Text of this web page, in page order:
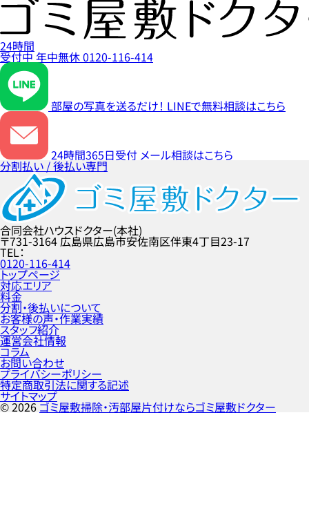
24時間
受付中年中無休0120-116-414
部屋の写真を送るだけ！ LINEで無料相談はこちら
24時間365日受付 メール相談はこちら
分割払い / 後払い専門
合同会社ハウスドクター(本社)
〒731-3164 広島県広島市安佐南区伴東4丁目23-17
TEL
0120-116-414
トップページ
対応エリア
料金
分割・後払いについて
お客様の声・作業実績
スタッフ紹介
運営会社情報
コラム
お問い合わせ
プライバシーポリシー
特定商取引法に関する記述
サイトマップ
©2026ゴミ屋敷掃除・汚部屋片付けならゴミ屋敷ドクター